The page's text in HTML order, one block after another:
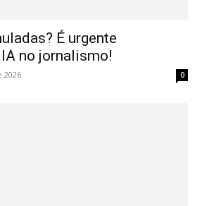
É urgente
no jornalismo!
2026 0